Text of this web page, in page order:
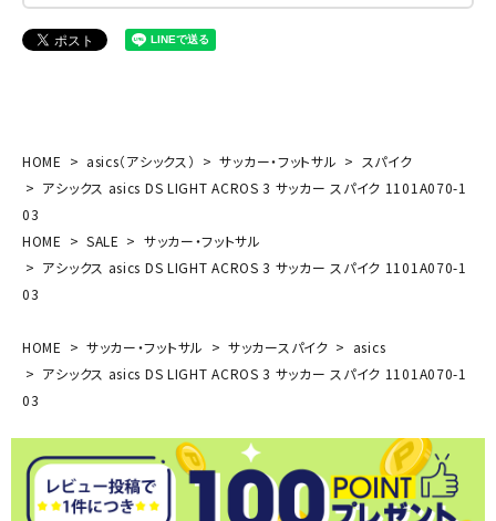
HOME asics（アシックス） サッカー・フットサル
スパイク
アシックス asics DS LIGHT ACROS 3 サッカー スパイク 1101A070-1
03
HOME
SALE
サッカー・フットサル
アシックス asics DS LIGHT ACROS 3 サッカー スパイク 1101A070-1
03
HOME サッカー・フットサル サッカースパイク
asics
アシックス asics DS LIGHT ACROS 3 サッカー スパイク 1101A070-1
03